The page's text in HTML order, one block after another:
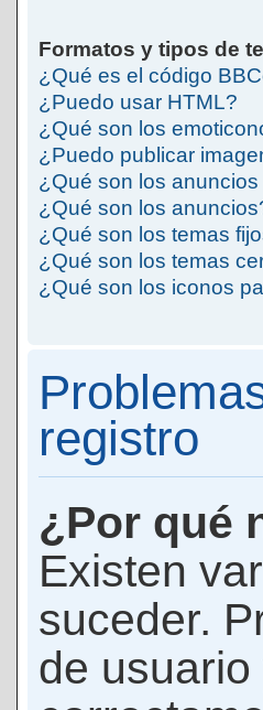
Formatos y tipos de
¿Qué es el código
¿Puedo usar HTML?
¿Qué son los
¿Puedo publicar
¿Qué son los
¿Qué son los
¿Qué son los temas
¿Qué son los temas
¿Qué son los iconos
registro
¿Por qué
Existen
suceder.
de